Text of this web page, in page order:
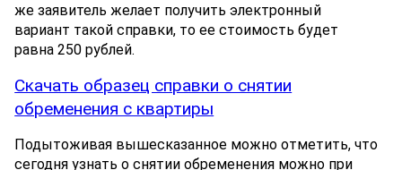
же заявитель желает получить электронный
вариант такой справки, то ее стоимость будет
равна 250 рублей.
Скачать образец справки о снятии
обременения с квартиры
Подытоживая вышесказанное можно отметить, что
сегодня узнать о снятии обременения можно при